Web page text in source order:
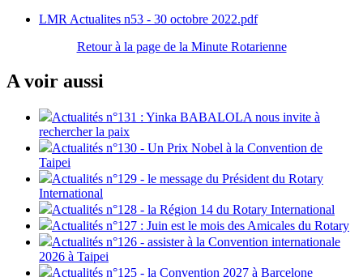
LMR Actualites n53 - 30 octobre 2022.pdf
Retour à la page de la Minute Rotarienne
A voir aussi
Actualités n°131 : Yinka BABALOLA nous invite à
rechercher la paix
Actualités n°130 - Un Prix Nobel à la Convention de
Taipei
Actualités n°129 - le message du Président du Rotary
International
Actualités n°128 - la Région 14 du Rotary International
Actualités n°127 : Juin est le mois des Amicales du Rotary
Actualités n°126 - assister à la Convention internationale
2026 à Taipei
Actualités n°125 - la Convention 2027 à Barcelone